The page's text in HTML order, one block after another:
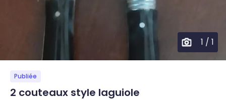
1 / 1
Publiée
2 couteaux style laguiole